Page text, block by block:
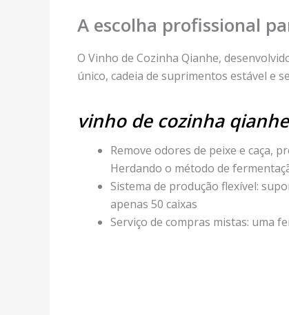
A escolha profissional
O Vinho de Cozinha Qianhe,
único, cadeia de suprimentos estável e
vinho de cozinha qianhe
Remove odores de peixe e caça,
Herdando o método de
Sistema de produção flexível:
apenas 50 caixas
Serviço de compras mistas: uma